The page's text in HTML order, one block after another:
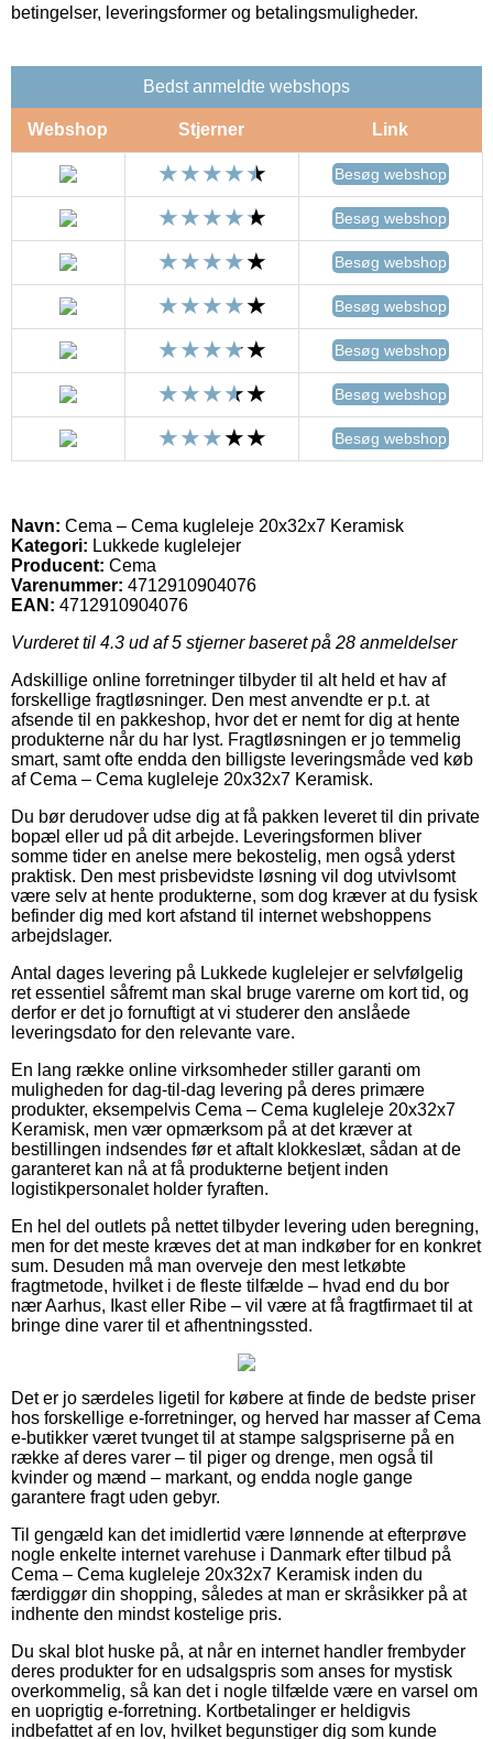
betingelser, leveringsformer og betalingsmuligheder.
Bedst anmeldte webshops
Webshop Stjerner Link
Besøg webshop
Besøg webshop
Besøg webshop
Besøg webshop
Besøg webshop
Besøg webshop
Besøg webshop
Navn: Cema – Cema kugleleje 20x32x7 Keramisk
Kategori: Lukkede kuglelejer
Producent: Cema
Varenummer: 4712910904076
EAN: 4712910904076
Vurderet til 4.3 ud af 5 stjerner baseret på 28 anmeldelser
Adskillige online forretninger tilbyder til alt held et hav af
forskellige fragtløsninger. Den mest anvendte er p.t. at
afsende til en pakkeshop, hvor det er nemt for dig at hente
produkterne når du har lyst. Fragtløsningen er jo temmelig
smart, samt ofte endda den billigste leveringsmåde ved køb
af Cema – Cema kugleleje 20x32x7 Keramisk.
Du bør derudover udse dig at få pakken leveret til din private
bopæl eller ud på dit arbejde. Leveringsformen bliver
somme tider en anelse mere bekostelig, men også yderst
praktisk. Den mest prisbevidste løsning vil dog utvivlsomt
være selv at hente produkterne, som dog kræver at du fysisk
befinder dig med kort afstand til internet webshoppens
arbejdslager.
Antal dages levering på Lukkede kuglelejer er selvfølgelig
ret essentiel såfremt man skal bruge varerne om kort tid, og
derfor er det jo fornuftigt at vi studerer den anslåede
leveringsdato for den relevante vare.
En lang række online virksomheder stiller garanti om
muligheden for dag-til-dag levering på deres primære
produkter, eksempelvis Cema – Cema kugleleje 20x32x7
Keramisk, men vær opmærksom på at det kræver at
bestillingen indsendes før et aftalt klokkeslæt, sådan at de
garanteret kan nå at få produkterne betjent inden
logistikpersonalet holder fyraften.
En hel del outlets på nettet tilbyder levering uden beregning,
men for det meste kræves det at man indkøber for en konkret
sum. Desuden må man overveje den mest letkøbte
fragtmetode, hvilket i de fleste tilfælde – hvad end du bor
nær Aarhus, Ikast eller Ribe – vil være at få fragtfirmaet til at
bringe dine varer til et afhentningssted.
Det er jo særdeles ligetil for købere at finde de bedste priser
hos forskellige e-forretninger, og herved har masser af Cema
e-butikker været tvunget til at stampe salgspriserne på en
række af deres varer – til piger og drenge, men også til
kvinder og mænd – markant, og endda nogle gange
garantere fragt uden gebyr.
Til gengæld kan det imidlertid være lønnende at efterprøve
nogle enkelte internet varehuse i Danmark efter tilbud på
Cema – Cema kugleleje 20x32x7 Keramisk inden du
færdiggør din shopping, således at man er skråsikker på at
indhente den mindst kostelige pris.
Du skal blot huske på, at når en internet handler frembyder
deres produkter for en udsalgspris som anses for mystisk
overkommelig, så kan det i nogle tilfælde være en varsel om
en uoprigtig e-forretning. Kortbetalinger er heldigvis
indbefattet af en lov, hvilket begunstiger dig som kunde